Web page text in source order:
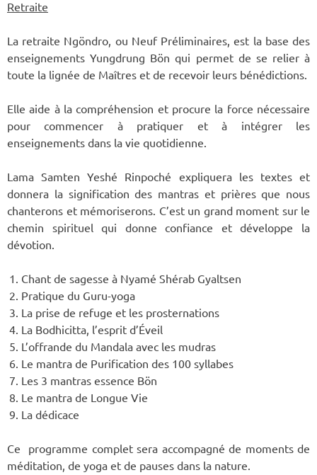
Retraite
La retraite Ngöndro, ou Neuf Préliminaires, est la base des
enseignements Yungdrung Bön qui permet de se relier à
toute la lignée de Maîtres et de recevoir leurs bénédictions.
Elle aide à la compréhension et procure la force nécessaire
pour commencer à pratiquer et à intégrer les
enseignements dans la vie quotidienne.
Lama Samten Yeshé Rinpoché expliquera les textes et
donnera la signification des mantras et prières que nous
chanterons et mémoriserons. C’est un grand moment sur le
chemin spirituel qui donne confiance et développe la
dévotion.
Chant de sagesse à Nyamé Shérab Gyaltsen
Pratique du Guru-yoga
La prise de refuge et les prosternations
La Bodhicitta, l’esprit d’Éveil
L’offrande du Mandala avec les mudras
Le mantra de Purification des 100 syllabes
Les 3 mantras essence Bön
Le mantra de Longue Vie
La dédicace
Ce programme complet sera accompagné de moments de
méditation, de yoga et de pauses dans la nature.